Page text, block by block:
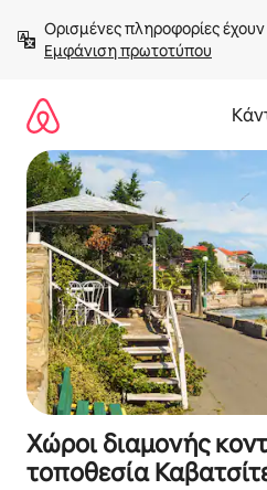
στο
περιεχόμενοΕμφάνιση πρωτοτύπου
Χώροι διαμονής
τοποθεσία